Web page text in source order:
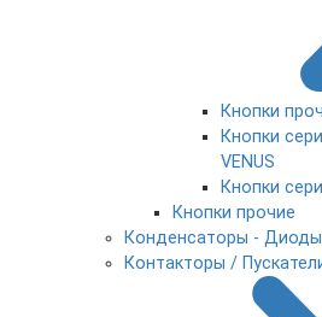
Кнопки
Кнопки
VENUS
Кнопки
Кнопки прочие
Конденсаторы - Диоды
Контакторы /